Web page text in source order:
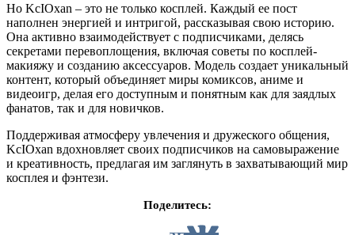
Но KcIOxan – это не только косплей. Каждый ее пост
наполнен энергией и интригой, рассказывая свою историю.
Она активно взаимодействует с подписчиками, делясь
секретами перевоплощения, включая советы по косплей-
макияжу и созданию аксессуаров. Модель создает уникальный
контент, который объединяет миры комиксов, аниме и
видеоигр, делая его доступным и понятным как для заядлых
фанатов, так и для новичков.
Поддерживая атмосферу увлечения и дружеского общения,
KcIOxan вдохновляет своих подписчиков на самовыражение
и креативность, предлагая им заглянуть в захватывающий мир
косплея и фэнтези.
Поделитесь: